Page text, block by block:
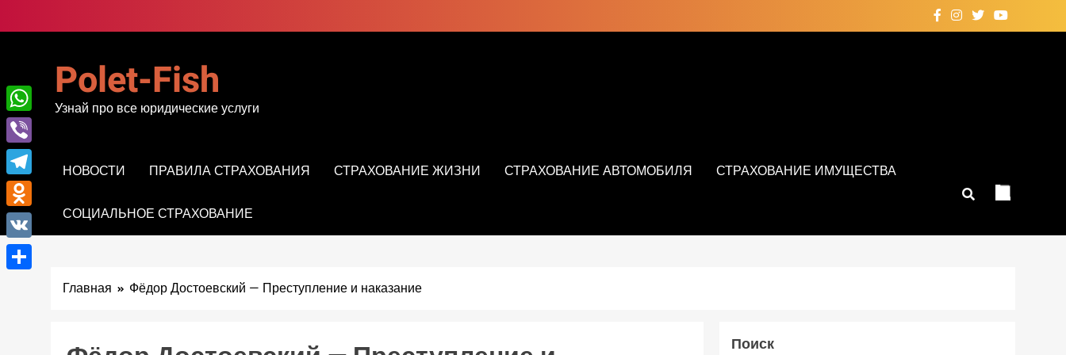
к
Polet-Fish
Узнай про все юридические услуги
НОВОСТИ ПРАВИЛА СТРАХОВАНИЯ СТРАХОВАНИЕ ЖИЗНИ СТРАХОВАНИЕ АВТОМОБИЛЯ СТРАХОВАНИЕ ИМУЩЕСТВА
СОЦИАЛЬНОЕ СТРАХОВАНИЕ
Главная Фёдор Достоевский — Преступление и наказание
Поиск
WhatsApp
Viber
Telegram
Odnoklassniki
VK
Отправить